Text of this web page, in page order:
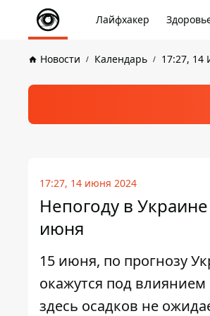
Лайфхакер
Новости Календарь 17:27, 14
17:27, 14 июня 2024
Непогоду в
июня
15 июня, по прогнозу
окажутся под
здесь осадков не